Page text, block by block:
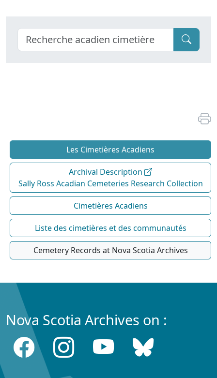
Les Cimetières Acadiens
Archival Description
Sally Ross Acadian Cemeteries Research Collection
Cimetières Acadiens
Liste des cimetières et des communautés
Cemetery Records at Nova Scotia Archives
Nova Scotia Archives on :